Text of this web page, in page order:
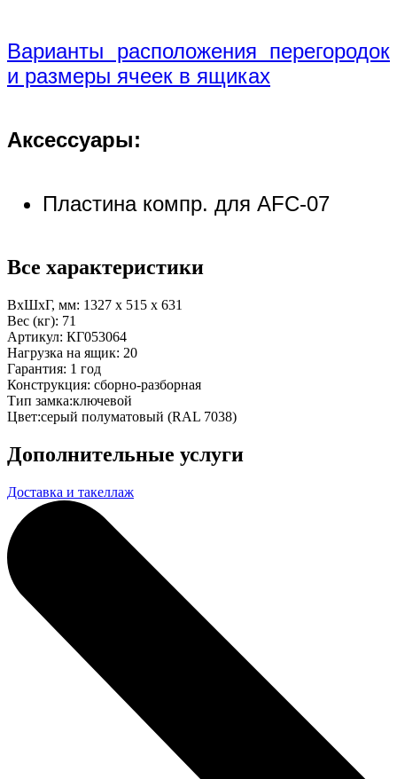
Варианты расположения перегородок
и размеры ячеек в ящиках
Аксессуары:
Пластина компр. для AFC-07
Все характеристики
ВхШхГ, мм: 1327 x 515 x 631
Вес (кг): 71
Артикул: КГ053064
Нагрузка на ящик: 20
Гарантия: 1 год
Конструкция: сборно-разборная
Тип замка:ключевой
Цвет:серый полуматовый (RAL 7038)
Дополнительные услуги
Доставка и такеллаж